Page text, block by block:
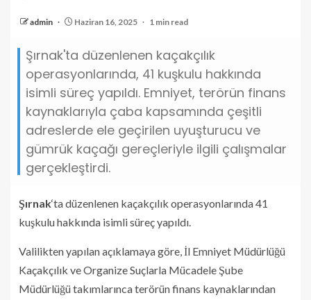
admin Haziran 16, 2025 1 min read
Şırnak'ta düzenlenen kaçakçılık
operasyonlarında, 41 kuşkulu hakkında
isimli süreç yapıldı. Emniyet, terörün finans
kaynaklarıyla çaba kapsamında çeşitli
adreslerde ele geçirilen uyuşturucu ve
gümrük kaçağı gereçleriyle ilgili çalışmalar
gerçekleştirdi.
Şırnak‘ta düzenlenen kaçakçılık operasyonlarında 41
kuşkulu hakkında isimli süreç yapıldı.
Valilikten yapılan açıklamaya göre, İl Emniyet Müdürlüğü
Kaçakçılık ve Organize Suçlarla Mücadele Şube
Müdürlüğü takımlarınca terörün finans kaynaklarından